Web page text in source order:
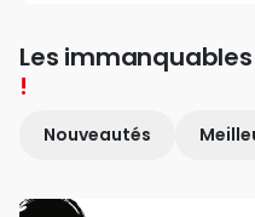
Les immanquables
!
Nouveautés